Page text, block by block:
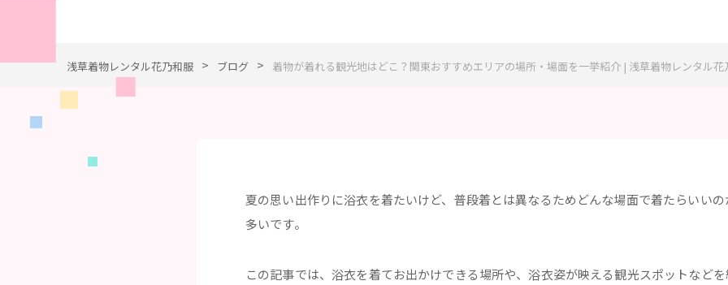
浅草着物レンタル花乃和服 > ブログ > 着物が着れる観光地はどこ？関東おすすめエリアの場所・場面を一挙紹介 | 浅草着物レンタル花
夏の思い出作りに浴衣を着たいけど、普段着とは異なるためどんな場面で着たらいい
多いです。
この記事では、浴衣を着てお出かけできる場所や、浴衣姿が映える観光スポットなど